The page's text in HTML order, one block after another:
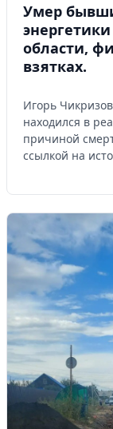
Умер
области,
взятках.
Игорь
находился в
причиной
ссылкой на